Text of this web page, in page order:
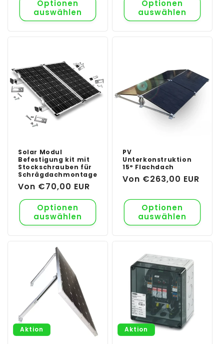
Optionen
auswählen
Optionen
auswählen
Solar Modul
Befestigung kit mit
Stockschrauben für
Schrägdachmontage
Normaler
Preis
Von €70,00 EUR
Optionen
auswählen
PV
Unterkonstruktion
15° Flachdach
Normaler
Von €263,00 EUR
Optionen
auswählen
Aktion Aktion